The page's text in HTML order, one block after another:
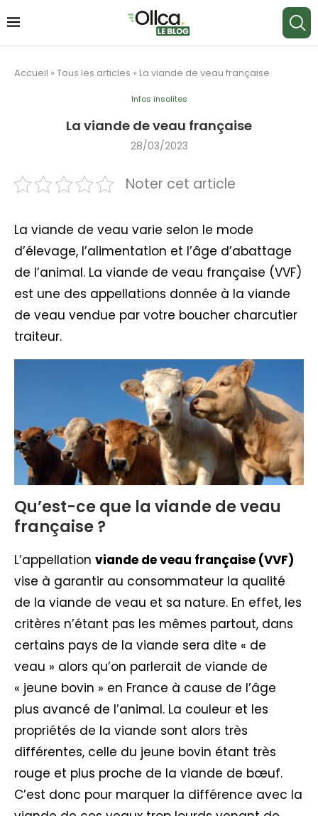
Accueil » Tous les articles » La viande de veau française
Infos insolites
La viande de veau française
28/03/2023
Noter cet article
La viande de veau varie selon le mode
d’élevage, l’alimentation et l’âge d’abattage
de l’animal. La viande de veau française (VVF)
est une des appellations donnée à la viande
de veau vendue par votre boucher charcutier
traiteur.
Qu’est-ce que la viande de veau
française ?
L’appellation viande de veau française (VVF)
vise à garantir au consommateur la qualité
de la viande de veau et sa nature. En effet, les
critères n’étant pas les mêmes partout, dans
certains pays de la viande sera dite « de
veau » alors qu’on parlerait de viande de
« jeune bovin » en France à cause de l’âge
plus avancé de l’animal. La couleur et les
propriétés de la viande sont alors très
différentes, celle du jeune bovin étant très
rouge et plus proche de la viande de bœuf.
C’est donc pour marquer la différence avec la